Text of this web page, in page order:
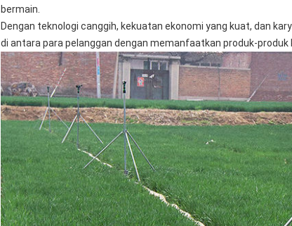
bermain.
Dengan teknologi canggih, kekuatan ekonomi yang kuat, dan
di antara para pelanggan dengan memanfaatkan produk-